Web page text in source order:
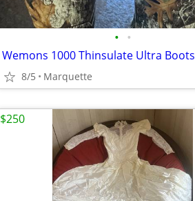
• •
Wemons 1000 Thinsulate Ultra Boots
8/5 Marquette
$250